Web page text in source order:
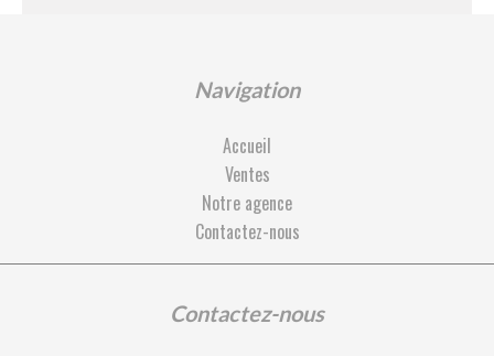
Navigation
Accueil
Ventes
Notre agence
Contactez-nous
Contactez-nous